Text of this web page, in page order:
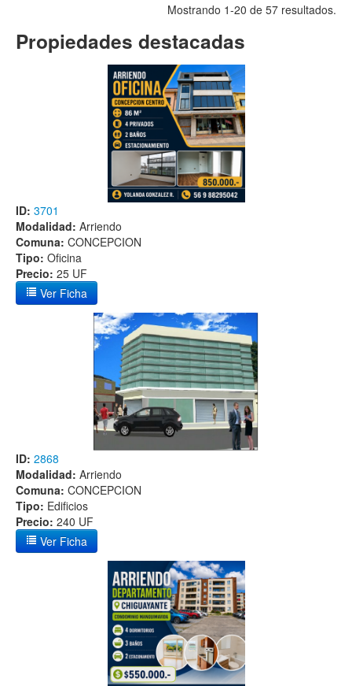
Mostrando 1-20 de 57 resultados.
Propiedades destacadas
ID: 3701
Modalidad: Arriendo
Comuna: CONCEPCION
Tipo: Oficina
Precio: 25 UF
Ver Ficha
ID: 2868
Modalidad: Arriendo
Comuna: CONCEPCION
Tipo: Edificios
Precio: 240 UF
Ver Ficha